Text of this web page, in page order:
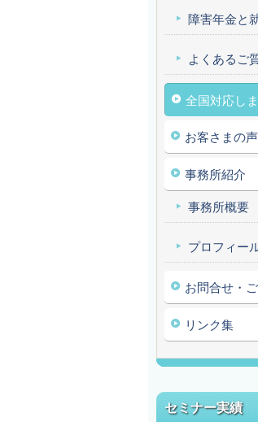
障害年金と
よくあるご
全国対応し
お客さまの声
事務所紹介
事務所概要
プロフィー
お問合せ・
リンク集
セミナー実績